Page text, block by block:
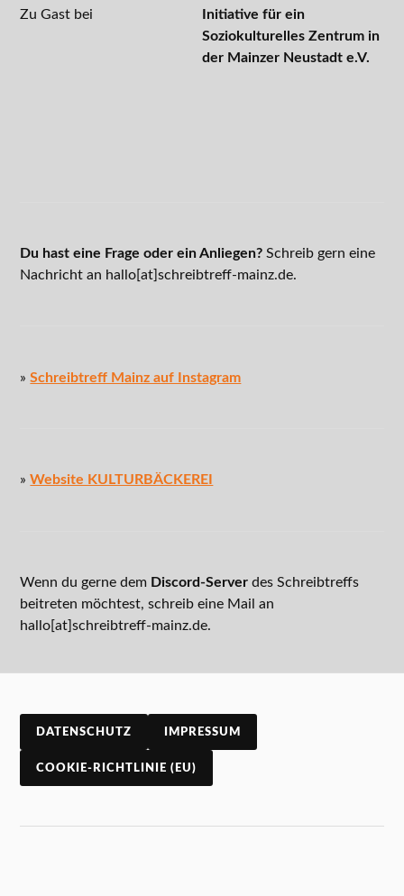
Zu Gast bei
Initiative für ein
Soziokulturelles Zentrum in
der Mainzer Neustadt e.V.
Du hast eine Frage oder ein Anliegen? Schreib gern eine
Nachricht an hallo[at]schreibtreff-mainz.de.
»Schreibtreff Mainz auf Instagram
»Website KULTURBÄCKEREI
Wenn du gerne dem Discord-Server des Schreibtreffs
beitreten möchtest, schreib eine Mail an
hallo[at]schreibtreff-mainz.de.
DATENSCHUTZ IMPRESSUM
COOKIE-RICHTLINIE (EU)